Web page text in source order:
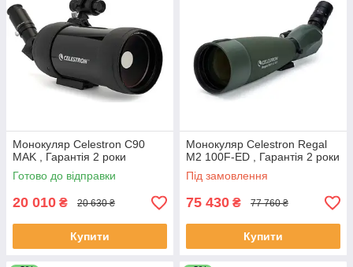
Монокуляр Celestron C90
MAK , Гарантія 2 роки
Готово до відправки
20 010 ₴ 20 630 ₴
Купити
Монокуляр Celestron Regal
M2 100F-ED , Гарантія 2 роки
Під замовлення
75 430 ₴ 77 760 ₴
Купити